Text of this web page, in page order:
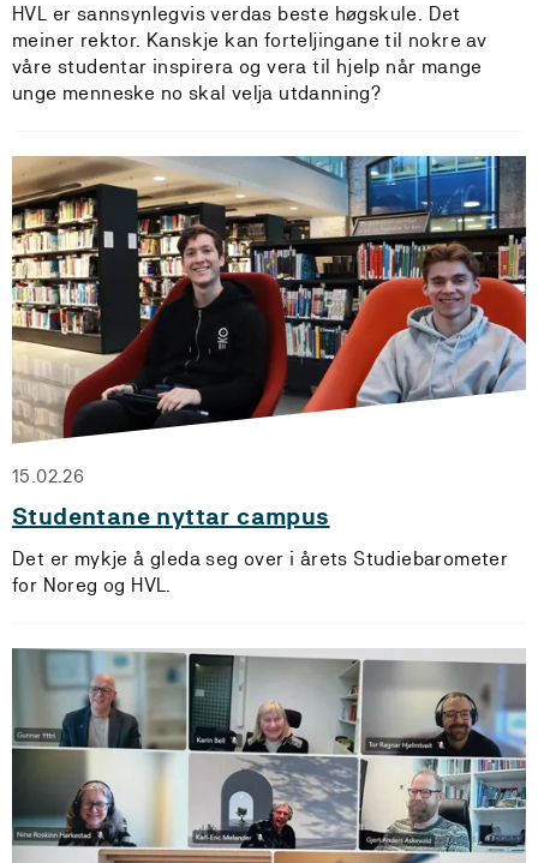
HVL er sannsynlegvis verdas beste høgskule. Det
meiner rektor. Kanskje kan forteljingane til nokre av
våre studentar inspirera og vera til hjelp når mange
unge menneske no skal velja utdanning?
15.02.26
Studentane nyttar campus
Det er mykje å gleda seg over i årets Studiebarometer
for Noreg og HVL.